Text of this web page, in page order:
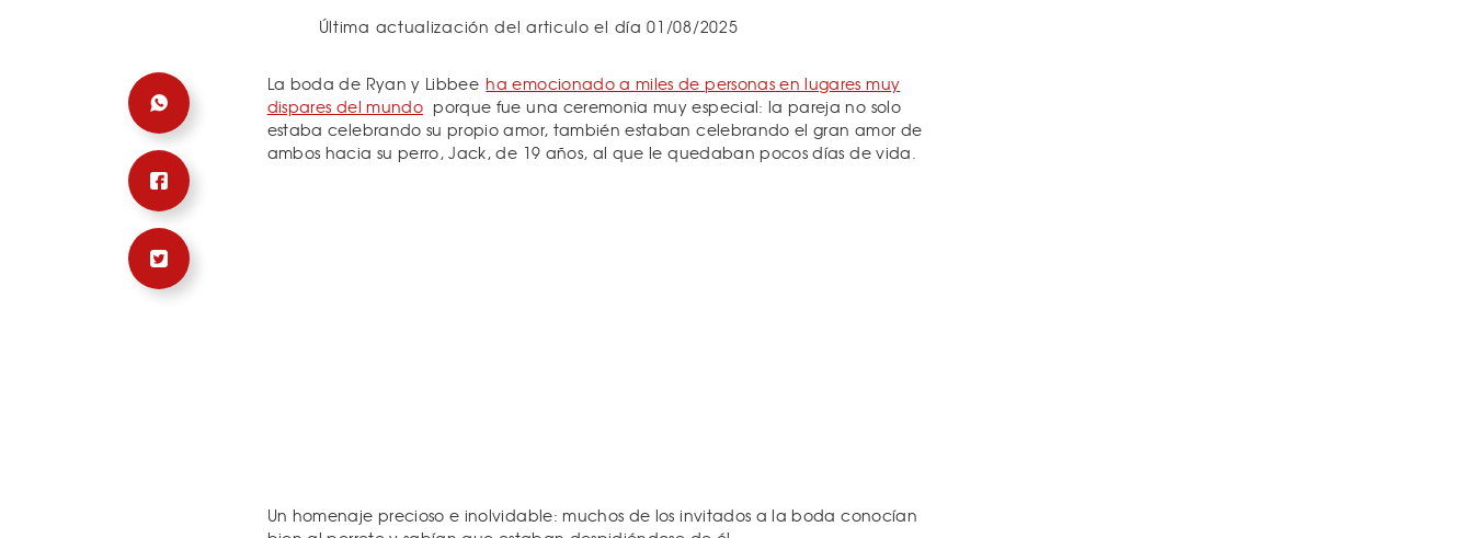
Última actualización del articulo el día 01/08/2025
La boda de Ryan y Libbee ha emocionado a miles de personas en lugares muy
dispares del mundo porque fue una ceremonia muy especial: la pareja no solo
estaba celebrando su propio amor, también estaban celebrando el gran amor de
ambos hacia su perro, Jack, de 19 años, al que le quedaban pocos días de vida.
Un homenaje precioso e inolvidable: muchos de los invitados a la boda conocían